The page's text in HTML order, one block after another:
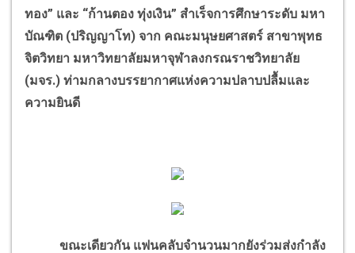
ทอง” และ “ก้านตอง ทุ่งเงิน” สำเร็จการศึกษาระดับ มหา
บัณฑิต (ปริญญาโท) จาก คณะมนุษยศาสตร์ สาขาพุทธ
จิตวิทยา มหาวิทยาลัยมหาจุฬาลงกรณราชวิทยาลัย
(มจร.) ท่ามกลางบรรยากาศแห่งความปลาบปลื้มและ
ความยินดี
ขณะเดียวกัน แฟนคลับจำนวนมากยังร่วมส่งกำลัง